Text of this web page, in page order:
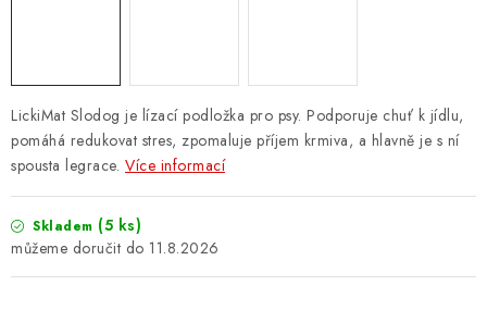
Jak vyměnit či vrátit zboží
Podmínky ochrany osobních údajů
Obchodní podmínky
Doprava a platba
LickiMat Slodog je lízací podložka pro psy. Podporuje chuť k jídlu,
pomáhá redukovat stres, zpomaluje příjem krmiva, a hlavně je s ní
spousta legrace. Více informací
Skladem (5 ks)
11.8.2026